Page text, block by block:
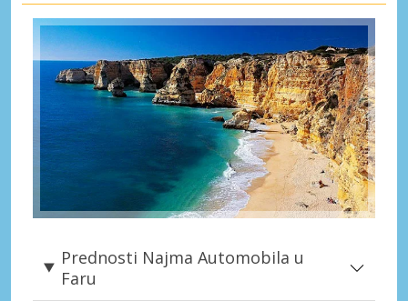
Prednosti Najma Automobila u
Faru